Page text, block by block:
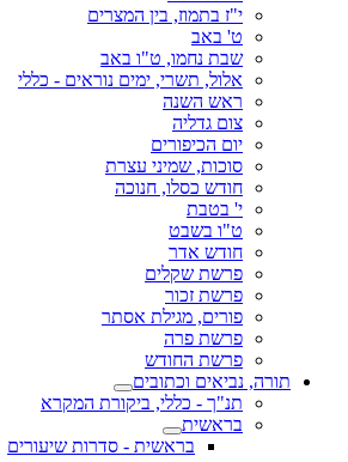
י"ז בתמוז, בין המצרים
ט' באב
שבת נחמו, ט"ו באב
אלול, תשרי, ימים נוראים - כללי
ראש השנה
צום גדליה
יום הכיפורים
סוכות, שמיני עצרת
חודש כסלו, חנוכה
י' בטבת
ט"ו בשבט
חודש אדר
פרשת שקלים
פרשת זכור
פורים, מגילת אסתר
פרשת פרה
פרשת החודש
תורה, נביאים וכתובים
תנ"ך - כללי, ביקורת המקרא
בראשית
בראשית - סדרות שיעורים